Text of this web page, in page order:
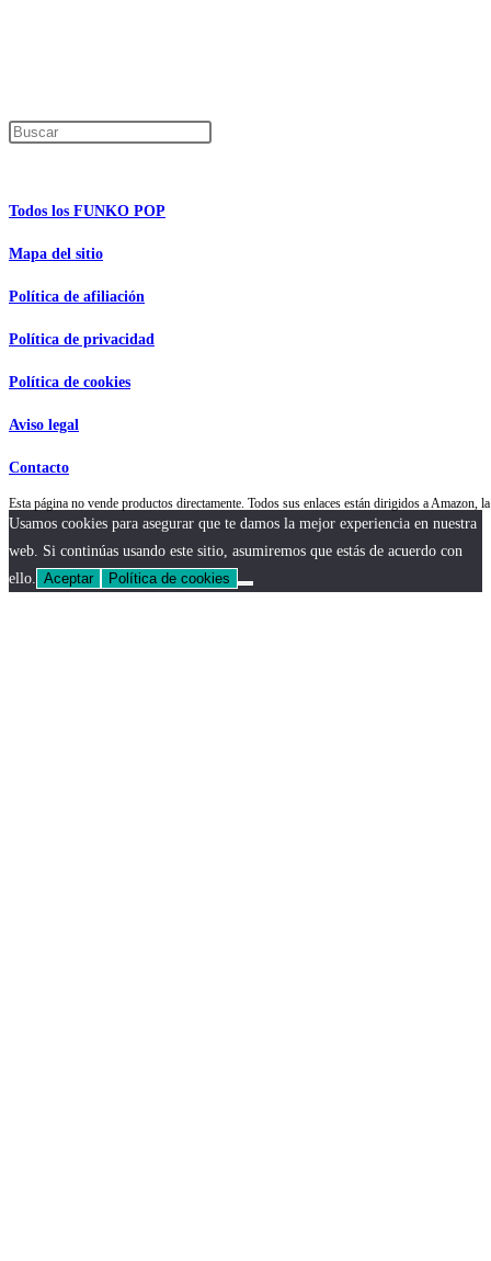
Todos los FUNKO POP
Mapa del sitio
Política de afiliación
Política de privacidad
Política de cookies
Aviso legal
Contacto
Esta página no vende productos directamente. Todos sus enlaces están dirigidos a
Usamos cookies para asegurar que te damos la mejor experiencia en nuestra
web. Si continúas usando este sitio, asumiremos que estás de acuerdo con
ello. Aceptar Política de cookies